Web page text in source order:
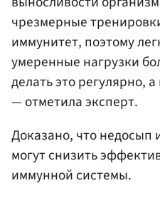
чрезмерные
иммунитет, поэтому
умеренные нагрузки
делать это регулярно,
— отметила эксперт.
Доказано, что недосып
могут снизить
иммунной системы.